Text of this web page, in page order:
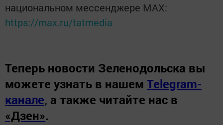
национальном мессенджере MАХ:
https://max.ru/tatmedia
Теперь новости Зеленодольска вы
можете узнать в нашем Telegram-
канале, а также читайте нас в
«Дзен».